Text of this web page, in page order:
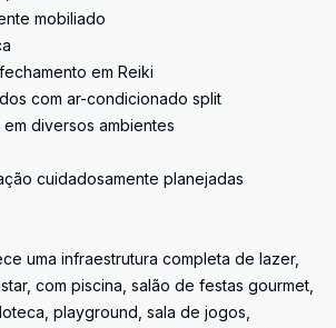
mobiliado
em Reiki
com ar-condicionado split
diversos ambientes
cuidadosamente planejadas
uma infraestrutura completa de lazer,
com piscina, salão de festas gourmet,
playground, sala de jogos,